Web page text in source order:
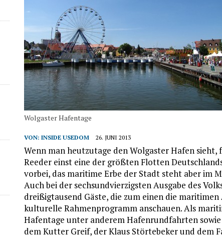
Wolgaster Hafentage
VON:INSIDE USEDOM 26. JUNI 2013
Wenn man heutzutage den Wolgaster Hafen sieht,
Reeder einst eine der größten Flotten
vorbei, das maritime Erbe der Stadt steht aber im
Auch bei der sechsundvierzigsten Ausgabe des
dreißigtausend Gäste, die zum einen die
kulturelle Rahmenprogramm anschauen. Als
Hafentage unter anderem Hafenrundfahrten
dem Kutter Greif, der Klaus Störtebeker und dem